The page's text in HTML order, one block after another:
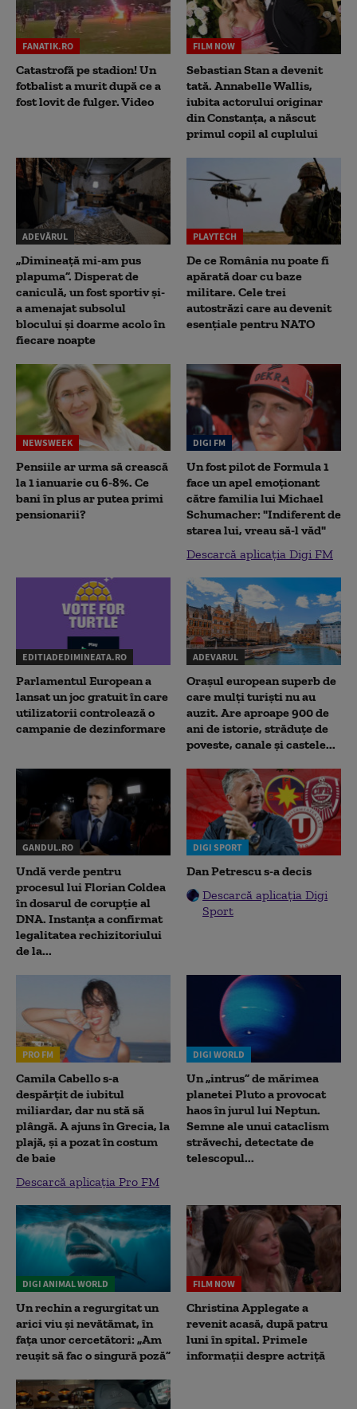
FANATIK.RO
Catastrofă pe stadion! Un
fotbalist a murit după ce a
fost lovit de fulger. Video
FILM NOW
Sebastian Stan a devenit
tată. Annabelle Wallis,
iubita actorului originar
din Constanța, a născut
primul copil al cuplului
ADEVĂRUL
„Dimineață mi-am pus
plapuma”. Disperat de
caniculă, un fost sportiv și-
a amenajat subsolul
blocului și doarme acolo în
fiecare noapte
PLAYTECH
De ce România nu poate fi
apărată doar cu baze
militare. Cele trei
autostrăzi care au devenit
esențiale pentru NATO
NEWSWEEK
Pensiile ar urma să crească
la 1 ianuarie cu 6-8%. Ce
bani în plus ar putea primi
pensionarii?
DIGI FM
Un fost pilot de Formula 1
face un apel emoționant
către familia lui Michael
Schumacher: "Indiferent de
starea lui, vreau să-l văd"
Descarcă aplicația Digi FM
EDITIADEDIMINEATA.RO
Parlamentul European a
lansat un joc gratuit în care
utilizatorii controlează o
campanie de dezinformare
ADEVARUL
Orașul european superb de
care mulți turiști nu au
auzit. Are aproape 900 de
ani de istorie, străduțe de
poveste, canale și castele...
GANDUL.RO
Undă verde pentru
procesul lui Florian Coldea
în dosarul de corupție al
DNA. Instanța a confirmat
legalitatea rechizitoriului
de la...
DIGI SPORT
Dan Petrescu s-a decis
Descarcă aplicația Digi
Sport
PRO FM
Camila Cabello s-a
despărțit de iubitul
miliardar, dar nu stă să
plângă. A ajuns în Grecia, la
plajă, și a pozat în costum
de baie
Descarcă aplicația Pro FM
DIGI WORLD
Un „intrus” de mărimea
planetei Pluto a provocat
haos în jurul lui Neptun.
Semne ale unui cataclism
străvechi, detectate de
telescopul...
DIGI ANIMAL WORLD
Un rechin a regurgitat un
arici viu și nevătămat, în
fața unor cercetători: „Am
reușit să fac o singură poză”
FILM NOW
Christina Applegate a
revenit acasă, după patru
luni în spital. Primele
informații despre actriță